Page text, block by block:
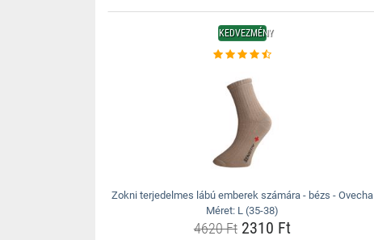
KEDVEZMÉNY
Zokni terjedelmes lábú emberek számára - bézs - Ovecha
Méret: L (35-38)
4620 Ft2310 Ft